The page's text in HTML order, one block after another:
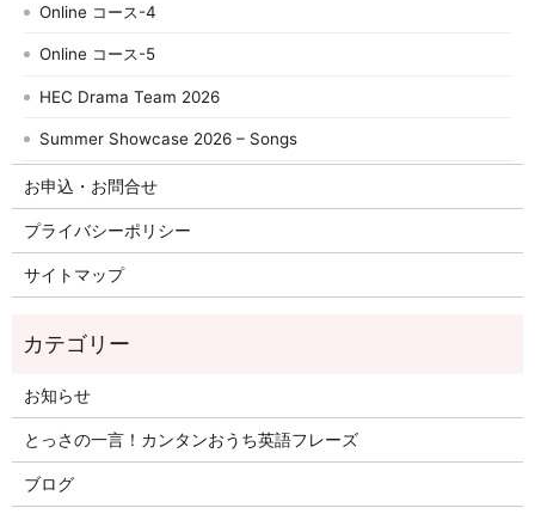
Online コース-4
Online コース-5
HEC Drama Team 2026
Summer Showcase 2026 – Songs
お申込・お問合せ
プライバシーポリシー
サイトマップ
お知らせ
とっさの一言！カンタンおうち英語フレーズ
ブログ